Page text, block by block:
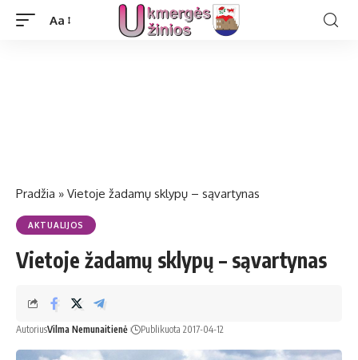
Aa
Pradžia » Vietoje žadamų sklypų – sąvartynas
AKTUALIJOS
Vietoje žadamų sklypų – sąvartynas
AutoriusVilma Nemunaitienė Publikuota 2017-04-12